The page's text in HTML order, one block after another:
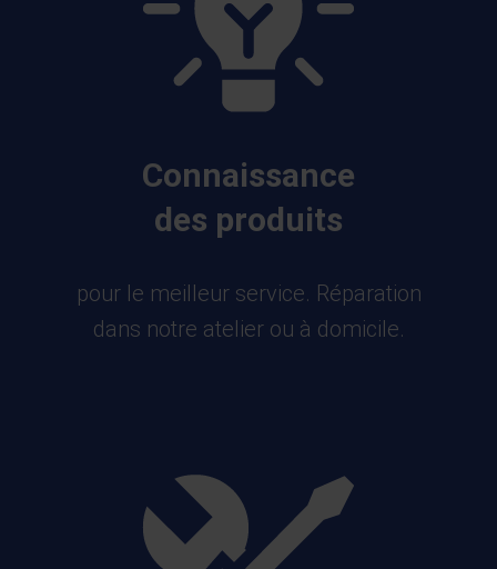
Connaissance
des produits
pour le meilleur service. Réparation
dans notre atelier ou à domicile.